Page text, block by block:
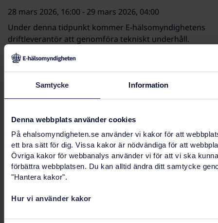
Samtycke Information
Denna webbplats använder cookies
På ehalsomyndigheten.se använder vi kakor för att
ett bra sätt för dig. Vissa kakor är nödvändiga för att
Övriga kakor för webbanalys använder vi för att vi ska
förbättra webbplatsen. Du kan alltid ändra ditt samtycke
"Hantera kakor".
Hur vi använder kakor
28 mars 2026, 16:00 - 29 mars 2026, 04:00
Under denna tidpunkt kommer E-hälsomyndighetens
driftleverantör att genomföra tekniskt underhåll.
Aktiviteten kan innebära några korta störningar under
denna tidpunkt i E-hälsomyndighetens tjänster
för företagsuppgifter att genomföra servicearbete.
Detta kan medföra störningar vid administration av
vård- och omsorgsenheter i fullmaktsregistret.
Föregående 1 2 3 … 70 71 72 Nästa